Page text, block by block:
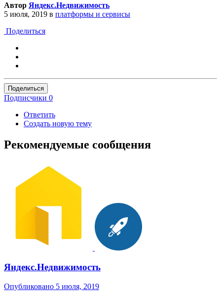
Автор Яндекс.Недвижимость
5 июля, 2019 в платформы и сервисы
Поделиться
Поделиться
Подписчики 0
Ответить
Создать новую тему
Рекомендуемые сообщения
Яндекс.Недвижимость
Опубликовано 5 июля, 2019